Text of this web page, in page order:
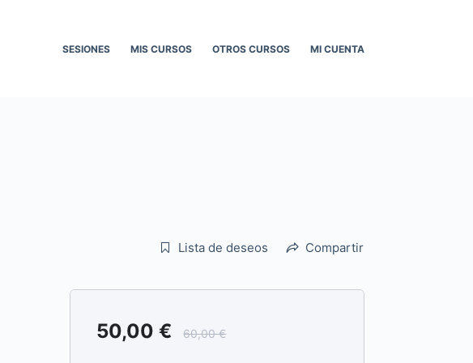
SESIONES MIS CURSOS OTROS CURSOS MI CUENTA
Lista de deseos Compartir
50,00€ 60,00€